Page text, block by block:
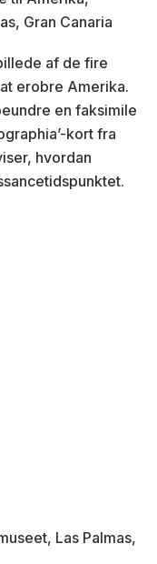
af de fire
erobre Amerika.
en faksimile
kort fra
hvordan